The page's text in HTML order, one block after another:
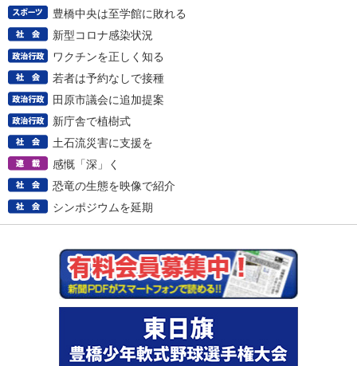
豊橋中央は至学館に敗れる
新型コロナ感染状況
ワクチンを正しく知る
若者は予約なしで接種
田原市議会に追加提案
新庁舎で植樹式
土石流災害に支援を
感慨「深」く
恐竜の生態を映像で紹介
シンポジウムを延期